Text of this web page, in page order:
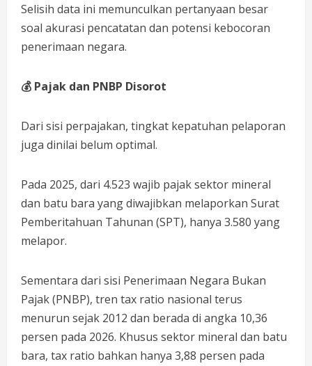
Selisih data ini memunculkan pertanyaan besar
soal akurasi pencatatan dan potensi kebocoran
penerimaan negara.
💰 Pajak dan PNBP Disorot
Dari sisi perpajakan, tingkat kepatuhan pelaporan
juga dinilai belum optimal.
Pada 2025, dari 4.523 wajib pajak sektor mineral
dan batu bara yang diwajibkan melaporkan Surat
Pemberitahuan Tahunan (SPT), hanya 3.580 yang
melapor.
Sementara dari sisi Penerimaan Negara Bukan
Pajak (PNBP), tren tax ratio nasional terus
menurun sejak 2012 dan berada di angka 10,36
persen pada 2026. Khusus sektor mineral dan batu
bara, tax ratio bahkan hanya 3,88 persen pada